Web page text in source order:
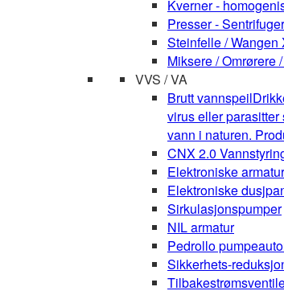
Kverner -
Presser - Sentrifuger
Steinfelle / Wangen
Miksere / Omrørere
VVS / VA
Brutt vannspeil
virus eller
vann i naturen.
CNX 2.0
Elektroniske armatur
Elektroniske
Sirkulasjonspumper
NIL armatur
Pedrollo
Sikkerhets-